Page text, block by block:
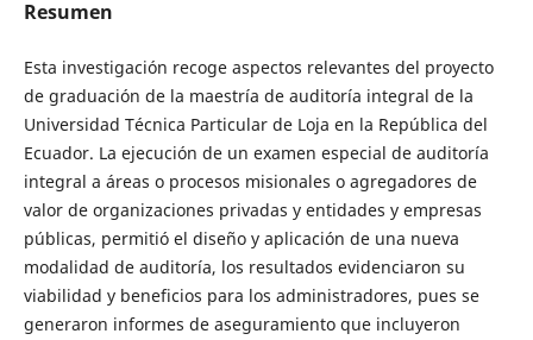
Resumen
Esta investigación recoge aspectos relevantes del proyecto
de graduación de la maestría de auditoría integral de la
Universidad Técnica Particular de Loja en la República del
Ecuador. La ejecución de un examen especial de auditoría
integral a áreas o procesos misionales o agregadores de
valor de organizaciones privadas y entidades y empresas
públicas, permitió el diseño y aplicación de una nueva
modalidad de auditoría, los resultados evidenciaron su
viabilidad y beneficios para los administradores, pues se
generaron informes de aseguramiento que incluyeron